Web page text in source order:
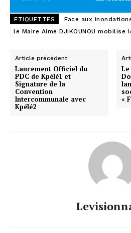
ETIQUETTES
Face aux
le Maire Aimé DJIKOUNOU mobilise
Article précédent
Lancement Officiel du
PDC de Kpélé1 et
Signature de la
Convention
Intercommunale avec
Kpélé2
«